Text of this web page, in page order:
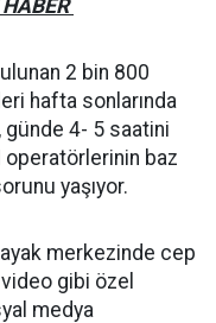
2 bin 800
hafta sonlarında
günde 4- 5 saatini
operatörlerinin baz
yaşıyor.
merkezinde cep
gibi özel
medya